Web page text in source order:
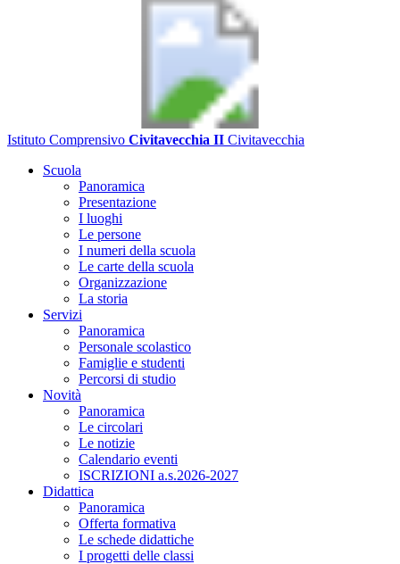
Istituto Comprensivo Civitavecchia II Civitavecchia
Scuola
Panoramica
Presentazione
I luoghi
Le persone
I numeri della scuola
Le carte della scuola
Organizzazione
La storia
Servizi
Panoramica
Personale scolastico
Famiglie e studenti
Percorsi di studio
Novità
Panoramica
Le circolari
Le notizie
Calendario eventi
ISCRIZIONI a.s.2026-2027
Didattica
Panoramica
Offerta formativa
Le schede didattiche
I progetti delle classi